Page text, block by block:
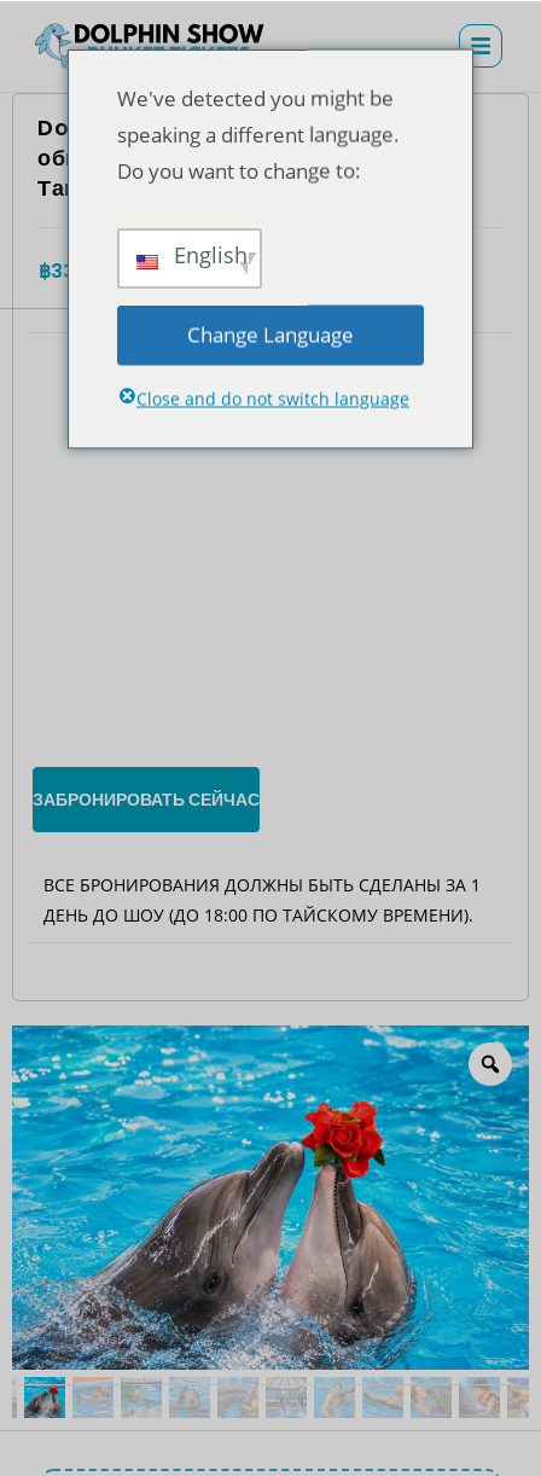
Dolphins Bay Phuket – билет на
обычное место (для резидентов
Таиланда)
฿335.00 Общий
ЗАБРОНИРОВАТЬ СЕЙЧАС
ВСЕ БРОНИРОВАНИЯ ДОЛЖНЫ БЫТЬ СДЕЛАНЫ ЗА 1
ДЕНЬ ДО ШОУ (ДО 18:00 ПО ТАЙСКОМУ ВРЕМЕНИ).
We've detected you might be
speaking a different language.
Do you want to change to:
English
Change Language
Close and do not switch language